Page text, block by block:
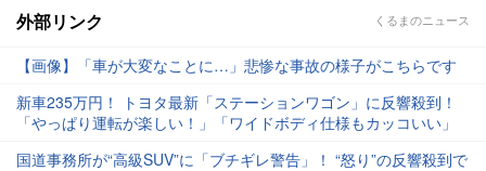
外部リンク くるまのニュース
【画像】「車が大変なことに…」悲惨な事故の様子がこちらです
新車235万円！ トヨタ最新「ステーションワゴン」に反響殺到！
「やっぱり運転が楽しい！」「ワイドボディ仕様もカッコいい」
国道事務所が“高級SUV”に「ブチギレ警告」！ “怒り”の反響殺到で